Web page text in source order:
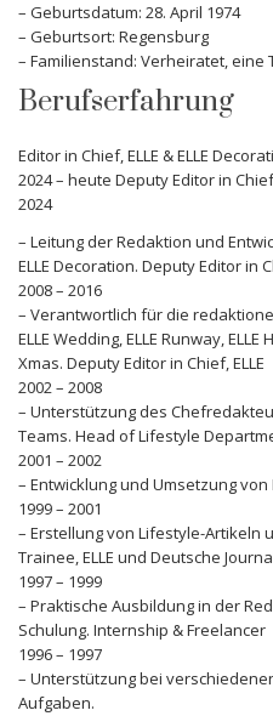
– Geburtsdatum: 28. April 1974
– Geburtsort: Regensburg
– Familienstand: Verheiratet, eine
Berufserfahrung
Editor in Chief, ELLE & ELLE
2024 – heute Deputy Editor in
2024
– Leitung der Redaktion und
ELLE Decoration. Deputy Editor in
2008 – 2016
– Verantwortlich für die
ELLE Wedding, ELLE Runway, ELLE
Xmas. Deputy Editor in Chief, ELLE
2002 – 2008
– Unterstützung des
Teams. Head of Lifestyle
2001 – 2002
– Entwicklung und Umsetzung
1999 – 2001
– Erstellung von Lifestyle-Artikeln
Trainee, ELLE und Deutsche
1997 – 1999
– Praktische Ausbildung in der
Schulung. Internship & Freelancer
1996 – 1997
– Unterstützung bei
Aufgaben.